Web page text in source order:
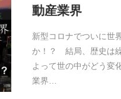
動産業界
新型コロナでついに世
か！？ 結局、歴史は
よって世の中がどう変
業界…